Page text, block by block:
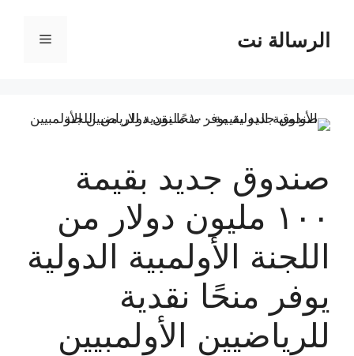
المحتوىالرسالة نت القائمة
صندوق جديد بقيمة
١٠٠ مليون دولار من
اللجنة الأولمبية الدولية
يوفر منحًا نقدية
للرياضيين الأولمبيين